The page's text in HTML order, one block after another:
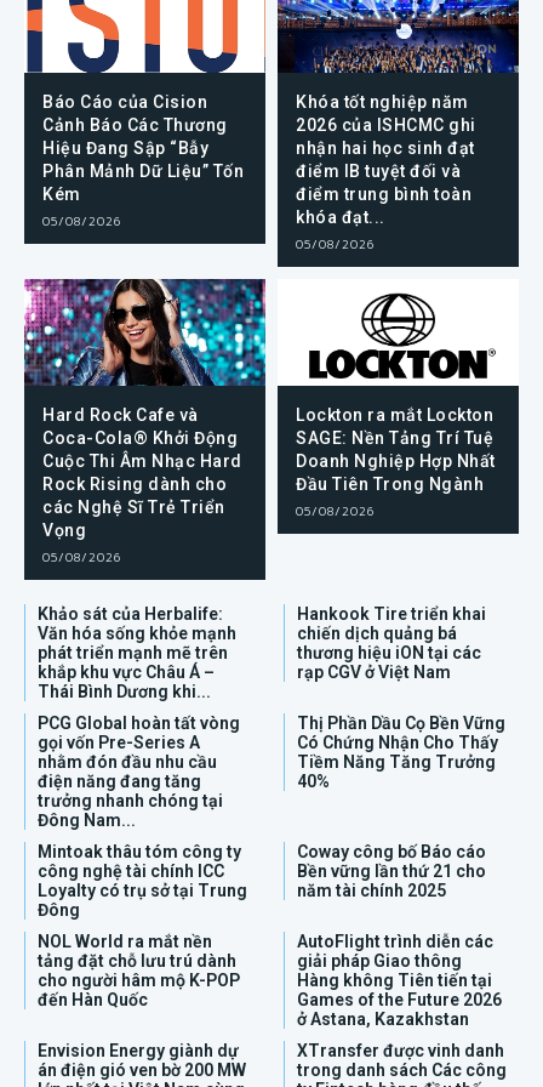
Báo Cáo của Cision
Cảnh Báo Các Thương
Hiệu Đang Sập “Bẫy
Phân Mảnh Dữ Liệu” Tốn
Kém
05/08/2026
Khóa tốt nghiệp năm
2026 của ISHCMC ghi
nhận hai học sinh đạt
điểm IB tuyệt đối và
điểm trung bình toàn
khóa đạt...
05/08/2026
Hard Rock Cafe và
Coca-Cola® Khởi Động
Cuộc Thi Âm Nhạc Hard
Rock Rising dành cho
các Nghệ Sĩ Trẻ Triển
Vọng
05/08/2026
Lockton ra mắt Lockton
SAGE: Nền Tảng Trí Tuệ
Doanh Nghiệp Hợp Nhất
Đầu Tiên Trong Ngành
05/08/2026
Khảo sát của Herbalife:
Văn hóa sống khỏe mạnh
phát triển mạnh mẽ trên
khắp khu vực Châu Á –
Thái Bình Dương khi...
Hankook Tire triển khai
chiến dịch quảng bá
thương hiệu iON tại các
rạp CGV ở Việt Nam
PCG Global hoàn tất vòng
gọi vốn Pre-Series A
nhằm đón đầu nhu cầu
điện năng đang tăng
trưởng nhanh chóng tại
Đông Nam...
Thị Phần Dầu Cọ Bền Vững
Có Chứng Nhận Cho Thấy
Tiềm Năng Tăng Trưởng
40%
Mintoak thâu tóm công ty
công nghệ tài chính ICC
Loyalty có trụ sở tại Trung
Đông
Coway công bố Báo cáo
Bền vững lần thứ 21 cho
năm tài chính 2025
NOL World ra mắt nền
tảng đặt chỗ lưu trú dành
cho người hâm mộ K-POP
đến Hàn Quốc
AutoFlight trình diễn các
giải pháp Giao thông
Hàng không Tiên tiến tại
Games of the Future 2026
ở Astana, Kazakhstan
Envision Energy giành dự
án điện gió ven bờ 200 MW
XTransfer được vinh danh
trong danh sách Các công